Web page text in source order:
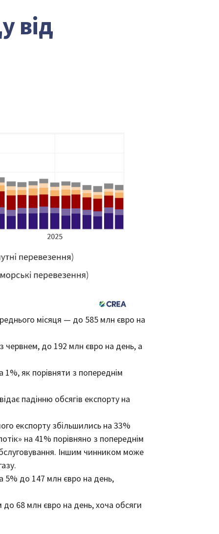
від
місяця — до 585 млн євро на
червнем, до 192 млн євро на день, а
як порівняти з попереднім
падінню обсягів експорту на
експорту збільшились на 33%
на 41% порівняно з попереднім
Іншим чинником може
5% до 147 млн євро на день,
до 68 млн євро на день, хоча обсяги